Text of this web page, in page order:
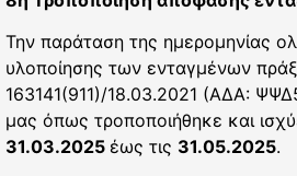
Την παράταση της ημερομηνίας
υλοποίησης των ενταγμένων
163141(911)/18.03.2021 (ΑΔΑ:
μας όπως τροποποιήθηκε και
31.03.2025 έως τις 31.05.2025.